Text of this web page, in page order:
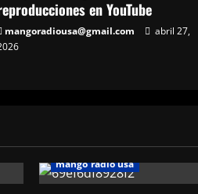
en YouTube
mangoradiousa@gmail.com
abril 27,
mango radio usa